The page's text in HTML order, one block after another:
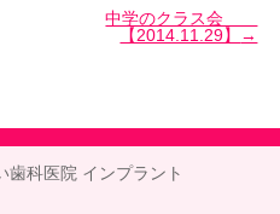
中学のクラス会
【2014.11.29】
歯科医院 インプラント